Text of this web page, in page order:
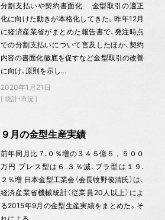
分割支払いや契約書面化 金型取引の適正
化に向けた動きが本格化してきた。昨年12月
に経済産業省がまとめた報告書で、発注時点
での分割支払いについて言及したほか、契約
内容の書面化徹底を促すなど金型取引の改善
に向け、原則を示し…
2020年1月21日
統計・市況
９月の金型生産実績
前年同月比７.０％増の３４５億５，５００
万円 プレス型は６.３％減、プラ型は１９.
２％増 日本金型工業会（会長牧野俊清氏）は、
経済産業省機械統計（従業員20人以上）によ
る2015年9月の金型生産実績をまとめた。そ